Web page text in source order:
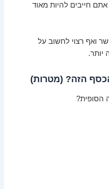
חייבים להיות מאוד
אפשר ואף רצוי לחשוב על
יותר.